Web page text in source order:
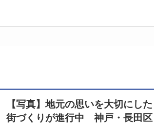
【写真】地元の思いを大切にした
街づくりが進行中 神戸・長田区